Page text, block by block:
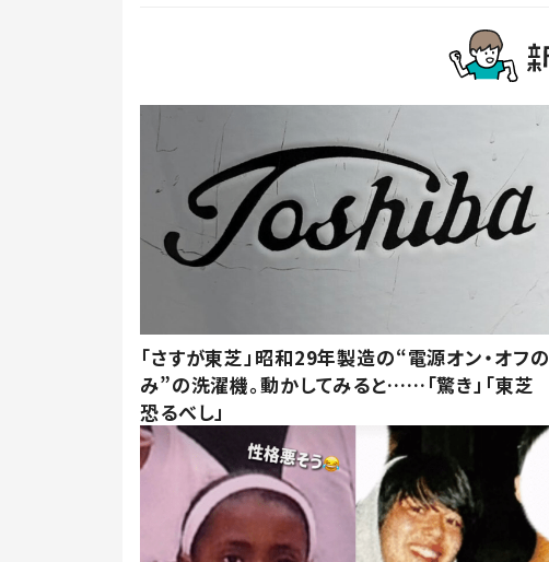
「さすが東芝」昭和29年製造の“電源オン・オフの
み”の洗濯機。動かしてみると……「驚き」「東芝
恐るべし」